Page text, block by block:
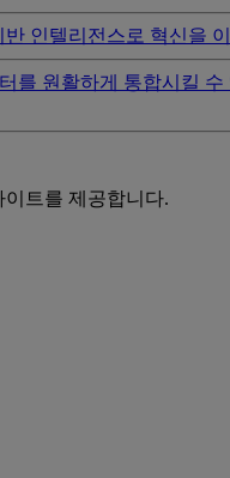
인텔리전스로 혁신을
원활하게 통합시킬
트를 제공합니다.